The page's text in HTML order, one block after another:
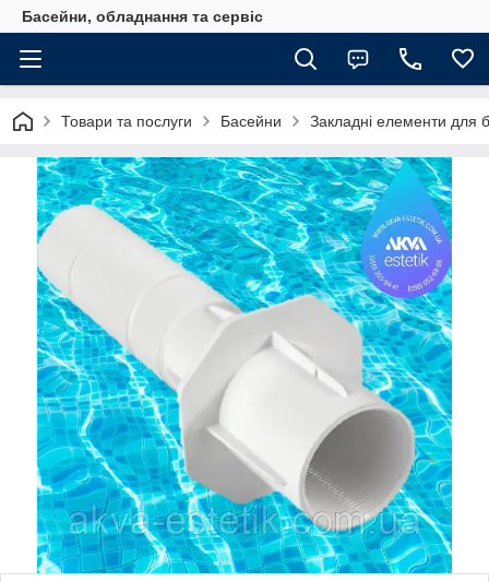
Басейни, обладнання та сервіс
Товари та послуги Басейни Закладні елементи для